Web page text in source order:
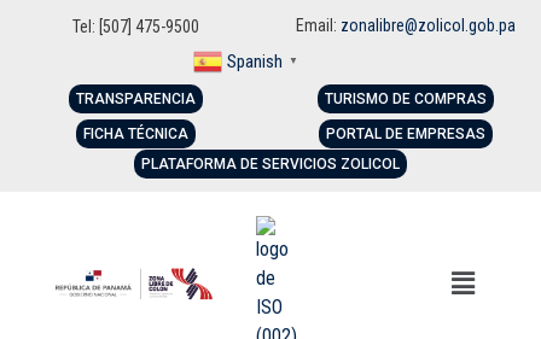
Tel: [507] 475-9500 Email: zonalibre@zolicol.gob.pa
Spanish ▼
TRANSPARENCIA
FICHA TÉCNICA
TURISMO DE COMPRAS
PORTAL DE EMPRESAS
PLATAFORMA DE SERVICIOS ZOLICOL